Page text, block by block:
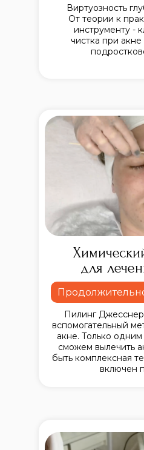
Виртуозность
От теории к
инструменту -
чистка при акне
Пилинг
вспомогательный
акне. Только
сможем вылечить
быть комплексная
включен
для